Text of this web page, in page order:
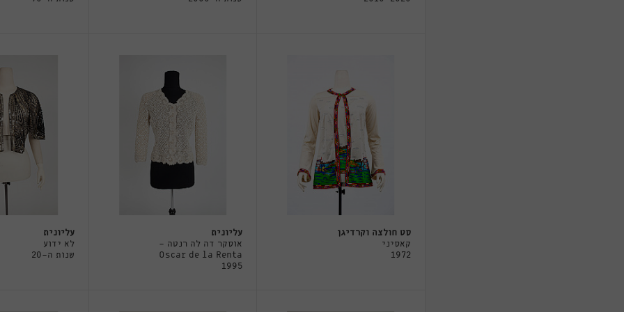
סט חולצה וקרדיגן
קאסיני
1972
עליונית
אוסקר דה לה רנטה -
Oscar de la Renta
1995
עליונית
לא ידוע
שנות ה-20